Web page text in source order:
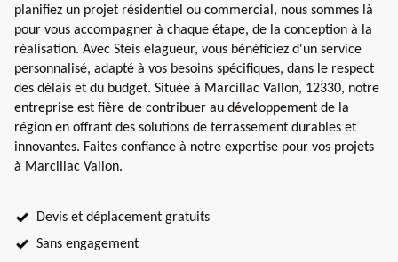
planifiez un projet résidentiel ou commercial, nous sommes là
pour vous accompagner à chaque étape, de la conception à la
réalisation. Avec Steis elagueur, vous bénéficiez d'un service
personnalisé, adapté à vos besoins spécifiques, dans le respect
des délais et du budget. Située à Marcillac Vallon, 12330, notre
entreprise est fière de contribuer au développement de la
région en offrant des solutions de terrassement durables et
innovantes. Faites confiance à notre expertise pour vos projets
à Marcillac Vallon.
Devis et déplacement gratuits
Sans engagement